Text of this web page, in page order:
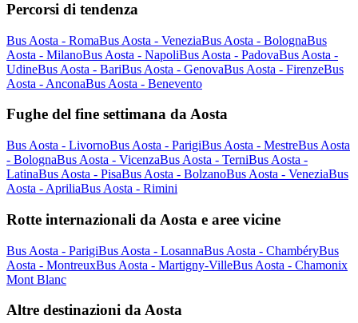
Percorsi di tendenza
Bus Aosta - RomaBus Aosta - VeneziaBus Aosta - BolognaBus
Aosta - MilanoBus Aosta - NapoliBus Aosta - PadovaBus Aosta -
UdineBus Aosta - BariBus Aosta - GenovaBus Aosta - FirenzeBus
Aosta - AnconaBus Aosta - Benevento
Fughe del fine settimana da Aosta
Bus Aosta - LivornoBus Aosta - ParigiBus Aosta - MestreBus Aosta
- BolognaBus Aosta - VicenzaBus Aosta - TerniBus Aosta -
LatinaBus Aosta - PisaBus Aosta - BolzanoBus Aosta - VeneziaBus
Aosta - ApriliaBus Aosta - Rimini
Rotte internazionali da Aosta e aree vicine
Bus Aosta - ParigiBus Aosta - LosannaBus Aosta - ChambéryBus
Aosta - MontreuxBus Aosta - Martigny-VilleBus Aosta - Chamonix
Mont Blanc
Altre destinazioni da Aosta